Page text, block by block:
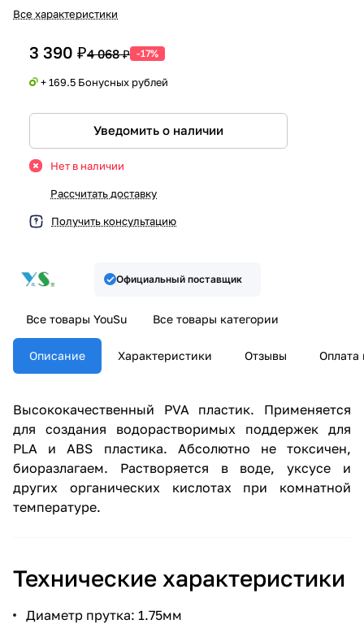
Все характеристики
3 390 ₽4 068 ₽ -17%
+ 169.5 Бонусных рублей
Уведомить о наличии
Нет в наличии
Рассчитать доставку
Получить консультацию
Официальный поставщик
Все товары YouSu Все товары категории
Описание Характеристики Отзывы Оплата
Высококачественный PVA пластик. Применяется
для создания водорастворимых поддержек для
PLA и ABS пластика. Абсолютно не токсичен,
биоразлагаем. Растворяется в воде, уксусе и
других органических кислотах при комнатной
температуре.
Технические характеристики
Диаметр прутка: 1.75мм